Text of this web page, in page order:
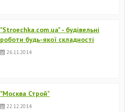
"Stroechka.com.ua" - будівельні
роботи будь-якої складності
26.11.2014
"Москва Строй"
22.12.2014